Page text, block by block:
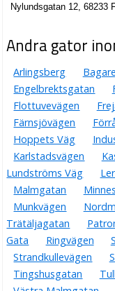
Nylundsgatan 12, 68233
Andra gator
Arlingsberg
Engelbrektsgatan
Flottuvevägen
Färnsjövägen
Hoppets Väg
Karlstadsvägen
Lundströms Väg
Malmgatan
Munkvägen
Trätäljagatan
Gata
Ringvägen
Strandkullevägen
Tingshusgatan